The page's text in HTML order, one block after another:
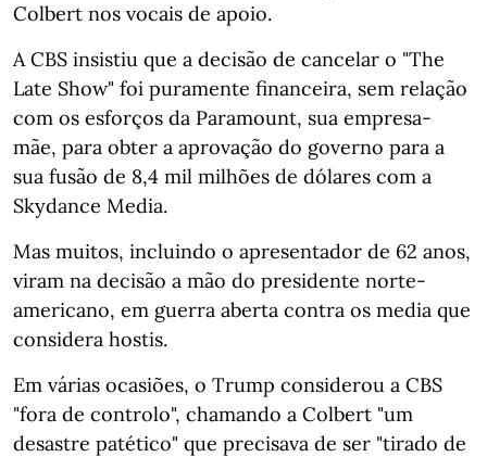
Colbert nos vocais de apoio.
A CBS insistiu que a decisão de cancelar o "The
Late Show" foi puramente financeira, sem relação
com os esforços da Paramount, sua empresa-
mãe, para obter a aprovação do governo para a
sua fusão de 8,4 mil milhões de dólares com a
Skydance Media.
Mas muitos, incluindo o apresentador de 62 anos,
viram na decisão a mão do presidente norte-
americano, em guerra aberta contra os media que
considera hostis.
Em várias ocasiões, o Trump considerou a CBS
"fora de controlo", chamando a Colbert "um
desastre patético" que precisava de ser "tirado de